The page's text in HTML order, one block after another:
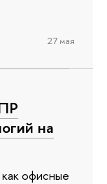
27 мая
на
офисные